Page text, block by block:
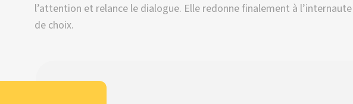
l’attention et relance le dialogue. Elle redonne finalement à
de choix.